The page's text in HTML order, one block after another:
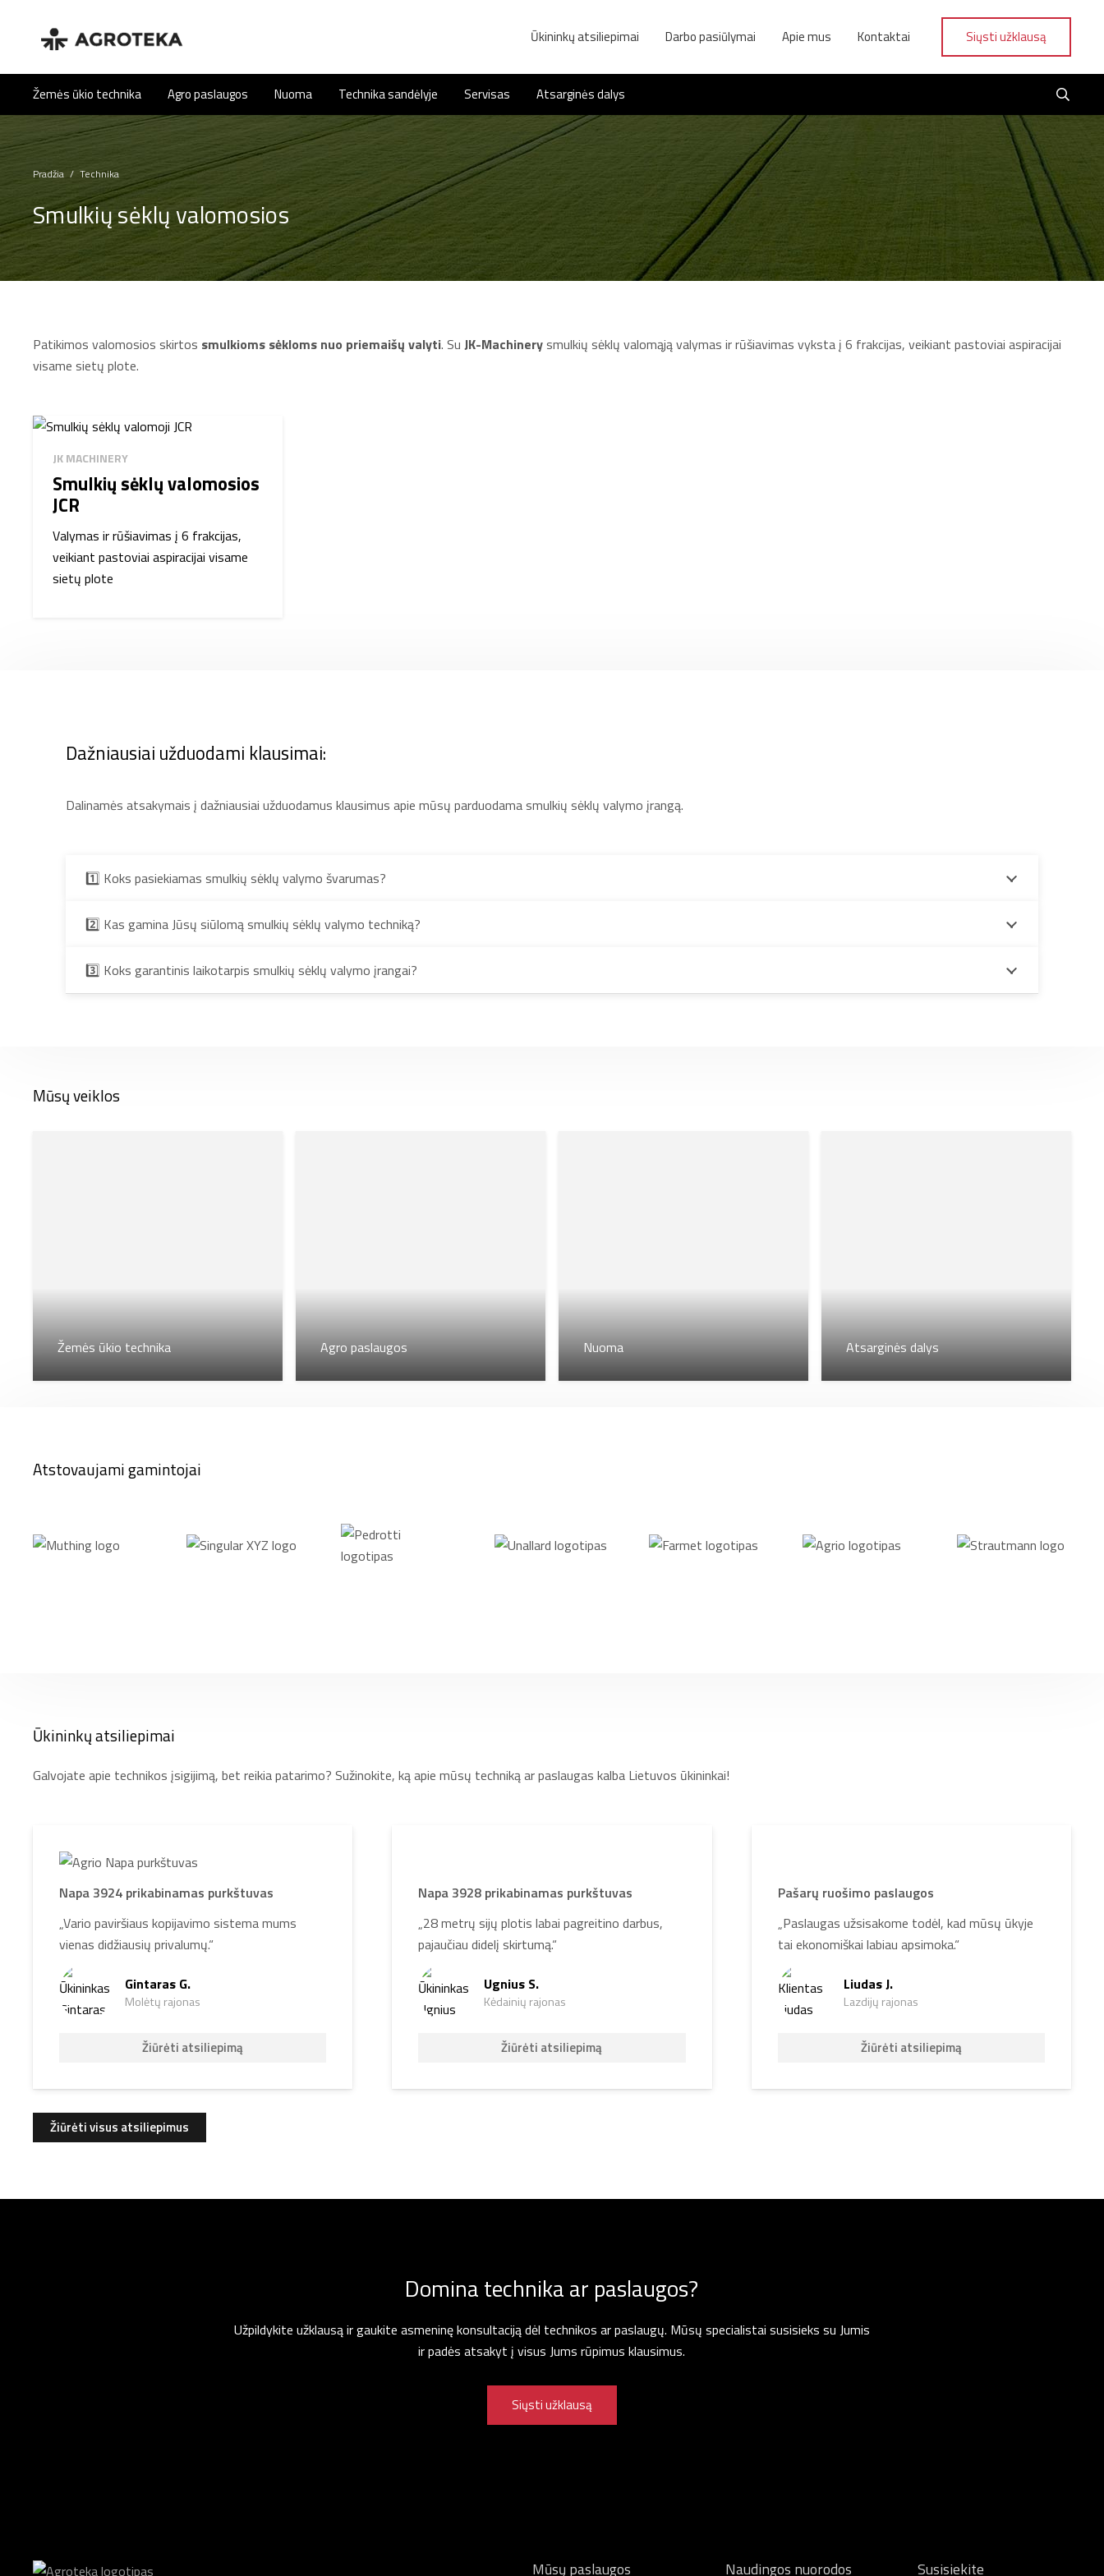
Ūkininkų atsiliepimai Darbo pasiūlymai Apie mus Kontaktai Siųsti užklausą
Žemės ūkio technika Agro paslaugos Nuoma Technika sandėlyje Servisas Atsarginės dalys
Pradžia / Technika
Smulkių sėklų valomosios
Patikimos valomosios skirtos smulkioms sėkloms nuo priemaišų valyti. Su JK-Machinerysmulkių sėklų valomąją valymas ir rūšiavimas vyksta į 6 frakcijas, veikiant pastoviai aspiracijai
visame sietų plote.
JK MACHINERY
Smulkių sėklų valomosios
JCR
Valymas ir rūšiavimas į 6 frakcijas,
veikiant pastoviai aspiracijai visame
sietų plote
Dažniausiai užduodami klausimai:
Dalinamės atsakymais į dažniausiai užduodamus klausimus apie mūsų parduodama smulkių sėklų valymo įrangą.
1️⃣ Koks pasiekiamas smulkių sėklų valymo švarumas?
2️⃣ Kas gamina Jūsų siūlomą smulkių sėklų valymo techniką?
3️⃣ Koks garantinis laikotarpis smulkių sėklų valymo įrangai?
Mūsų veiklos
Žemės ūkio technika Agro paslaugos Nuoma Atsarginės dalys
Atstovaujami gamintojai
Ūkininkų atsiliepimai
Galvojate apie technikos įsigijimą, bet reikia patarimo? Sužinokite, ką apie mūsų techniką ar paslaugas kalba Lietuvos ūkininkai!
Napa 3924 prikabinamas purkštuvas
„Vario paviršiaus kopijavimo sistema mums
vienas didžiausių privalumų.“
Gintaras G.
Molėtų rajonas
Žiūrėti atsiliepimą
Napa 3928 prikabinamas purkštuvas
„28 metrų sijų plotis labai pagreitino darbus,
pajaučiau didelį skirtumą.“
Ugnius S.
Kėdainių rajonas
Žiūrėti atsiliepimą
Pašarų ruošimo paslaugos
„Paslaugas užsisakome todėl, kad mūsų ūkyje
tai ekonomiškai labiau apsimoka.“
Liudas J.
Lazdijų rajonas
Žiūrėti atsiliepimą
Žiūrėti visus atsiliepimus
Domina technika ar paslaugos?
Užpildykite užklausą ir gaukite asmeninę konsultaciją dėl technikos ar paslaugų. Mūsų specialistai susisieks su Jumis
ir padės atsakyt į visus Jums rūpimus klausimus.
Siųsti užklausą
Mūsų paslaugos Naudingos nuorodos Susisiekite